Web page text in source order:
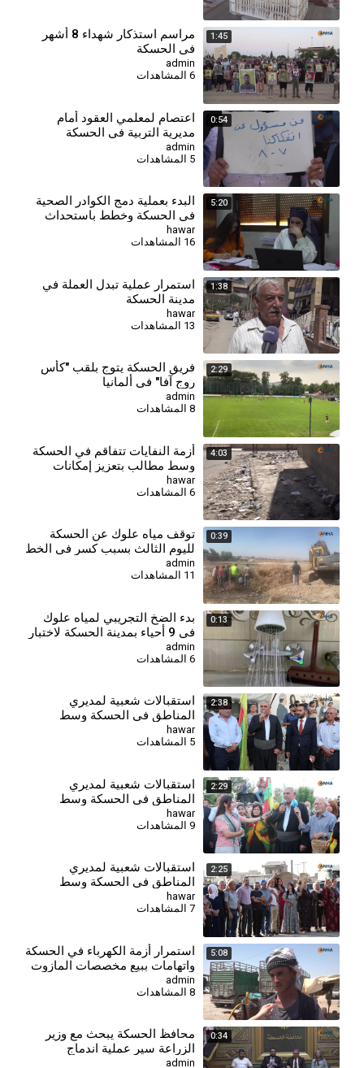
1:45
⁣مراسم استذكار شهداء 8 أشهر
في الحسكة
admin
6 المشاهدات
0:54
اعتصام لمعلمي العقود أمام
مديرية التربية في الحسكة
للمطالبة بالتثبيت وصرف
مستحقاتهم
admin
5 المشاهدات
5:20
البدء بعملية دمج الكوادر الصحية
في الحسكة وخطط باستحداث
مراكز جديدة
hawar
16 المشاهدات
1:38
استمرار عملية تبدل العملة في
مدينة الحسكة
hawar
13 المشاهدات
2:29
فريق الحسكة يتوج بلقب "كأس
روج آفا" في ألمانيا
admin
4:03
أزمة النفايات تتفاقم في الحسكة
وسط مطالب بتعزيز إمكانات
قطاع النظافة
hawar
6 المشاهدات
0:39
توقف مياه علوك عن الحسكة
لليوم الثالث بسبب كسر في الخط
الرئيس
admin
11 المشاهدات
0:13
بدء الضخ التجريبي لمياه علوك
في 9 أحياء بمدينة الحسكة لاختبار
الشبكة
admin
2:38
استقبالات شعبية لمديري
المناطق في الحسكة وسط
تأكيدات على خدمة المواطنين
وتعزيز التعايش
hawar
5 المشاهدات
2:29
استقبالات شعبية لمديري
المناطق في الحسكة وسط
تأكيدات على خدمة المواطنين
وتعزيز التعايش
hawar
2:25
استقبالات شعبية لمديري
المناطق في الحسكة وسط
تأكيدات على خدمة المواطنين
وتعزيز التعايش
hawar
7 المشاهدات
5:08
⁣استمرار أزمة الكهرباء في الحسكة
واتهامات ببيع مخصصات المازوت
المدعوم
admin
8 المشاهدات
0:34
محافظ الحسكة يبحث مع وزير
الزراعة سير عملية اندماج
المؤسسات الزراعية
admin